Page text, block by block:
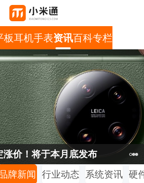
板耳机手表资讯百科专栏
红米Redmi Note 13 Pro新春版正式开售 好运红配色仅需1399元
价！将于本月底发布
小米MIX Fold 4即将发布！今年5月份正式亮相
牌新闻 行业动态 系统资讯 硬